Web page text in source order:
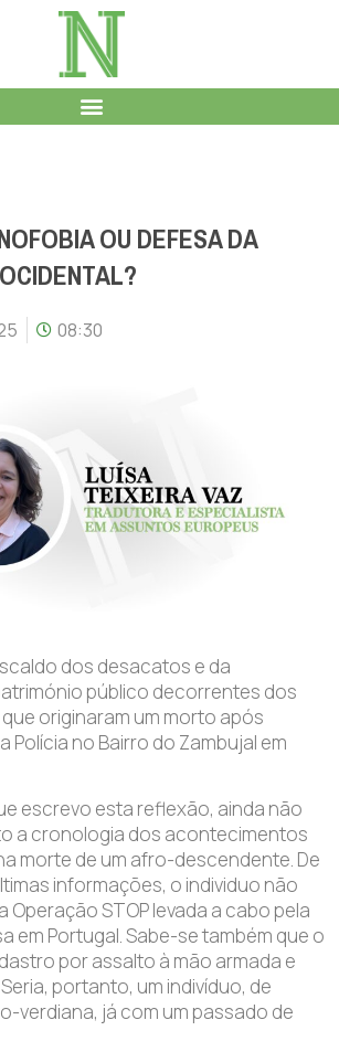
OU DEFESA DA
08:30
dos desacatos e da
público decorrentes dos
originaram um morto após
no Bairro do Zambujal em
escrevo esta reflexão, ainda não
a cronologia dos acontecimentos
morte de um afro-descendente. De
informações, o individuo não
Operação STOP levada a cabo pela
em Portugal. Sabe-se também que o
por assalto à mão armada e
portanto, um indivíduo, de
verdiana, já com um passado de